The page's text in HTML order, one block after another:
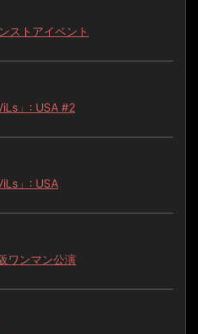
ストアイベント
」: USA #2
」: USA
ワンマン公演